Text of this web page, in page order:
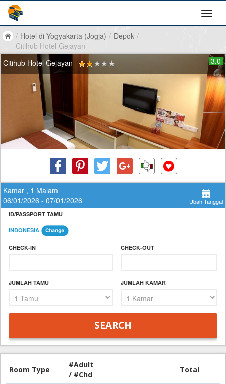
/ Hotel di Yogyakarta (Jogja) / Depok /
Citihub Hotel Gejayan
Citihub Hotel Gejayan
3.0
Kamar , 1 Malam
06/01/2026 - 07/01/2026
Ubah Tanggal
ID/PASSPORT TAMU
INDONESIA
CHECK-IN CHECK-OUT
JUMLAH TAMU JUMLAH KAMAR
Room Type
#Adult
/ #Chd
Total